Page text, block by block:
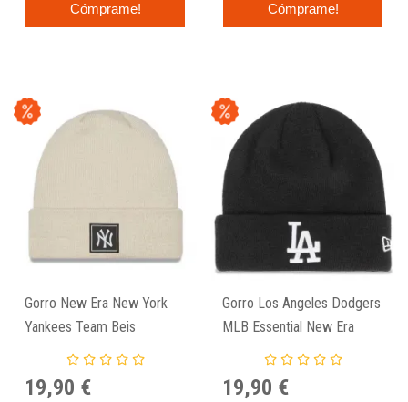
Cómprame! Cómprame!
Gorro New Era New York
Yankees Team Beis
19,90 €
Gorro Los Angeles Dodgers
MLB Essential New Era
19,90 €